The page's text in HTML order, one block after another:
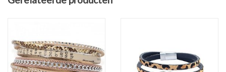
Lengte:
60 cm
Grootte schuif
beads:
1 x 1 cm
Sluiting:
Gesp